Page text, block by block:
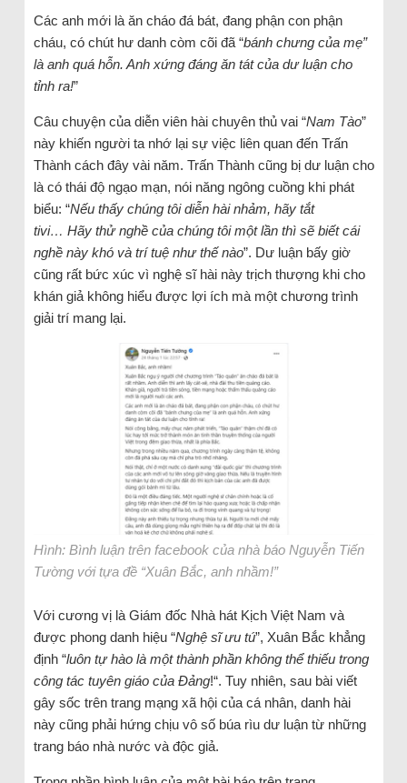
Các anh mới là ăn cháo đá bát, đang phận con phận
cháu, có chút hư danh còm cõi đã “bánh chưng của mẹ”
là anh quá hỗn. Anh xứng đáng ăn tát của dư luận cho
tỉnh ra!”
Câu chuyện của diễn viên hài chuyên thủ vai “Nam Tào”
này khiến người ta nhớ lại sự việc liên quan đến Trấn
Thành cách đây vài năm. Trấn Thành cũng bị dư luận cho
là có thái độ ngạo mạn, nói năng ngông cuồng khi phát
biểu: “Nếu thấy chúng tôi diễn hài nhảm, hãy tắt
tivi… Hãy thử nghề của chúng tôi một lần thì sẽ biết cái
nghề này khó và trí tuệ như thế nào”. Dư luận bấy giờ
cũng rất bức xúc vì nghệ sĩ hài này trịch thượng khi cho
khán giả không hiểu được lợi ích mà một chương trình
giải trí mang lại.
Hình: Bình luận trên facebook của nhà báo Nguyễn Tiến
Tường với tựa đề “Xuân Bắc, anh nhầm!”
Với cương vị là Giám đốc Nhà hát Kịch Việt Nam và
được phong danh hiệu “Nghệ sĩ ưu tú”, Xuân Bắc khẳng
định “luôn tự hào là một thành phần không thể thiếu trong
công tác tuyên giáo của Đảng!“. Tuy nhiên, sau bài viết
gây sốc trên trang mạng xã hội của cá nhân, danh hài
này cũng phải hứng chịu vô số búa rìu dư luận từ những
trang báo nhà nước và độc giả.